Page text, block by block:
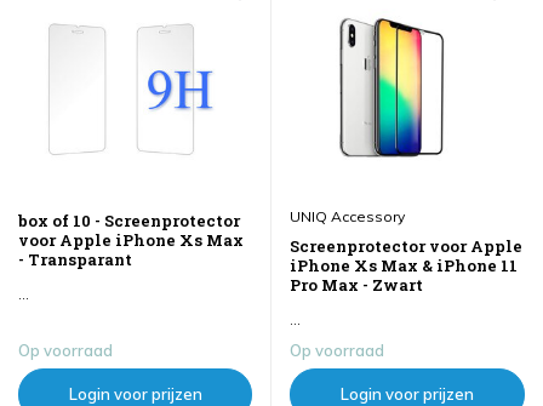
box of 10 - Screenprotector
voor Apple iPhone Xs Max
- Transparant
Op voorraad
Login voor prijzen
UNIQ Accessory
Screenprotector voor Apple
iPhone Xs Max & iPhone 11
Pro Max - Zwart
...
Op voorraad
Login voor prijzen